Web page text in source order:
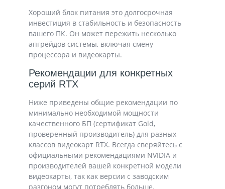
Хороший блок питания это долгосрочная
инвестиция в стабильность и безопасность
вашего ПК. Он может пережить несколько
апгрейдов системы, включая смену
процессора и видеокарты.
Рекомендации для конкретных
серий RTX
Ниже приведены общие рекомендации по
минимально необходимой мощности
качественного БП (сертификат Gold,
проверенный производитель) для разных
классов видеокарт RTX. Всегда сверяйтесь с
официальными рекомендациями NVIDIA и
производителей вашей конкретной модели
видеокарты, так как версии с заводским
разгоном могут потреблять больше.